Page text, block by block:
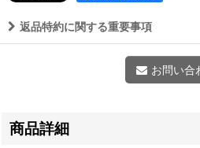
返品特約に関する重要事項
お問い合
商品詳細